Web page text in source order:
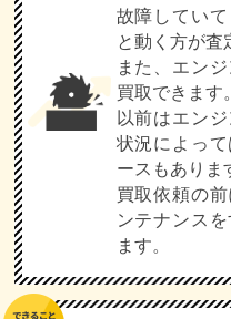
故障してい
と動く方が査
また、エン
買取できます。
以前はエン
状況によっ
ースもありま
買取依頼の
ンテナンス
ます。